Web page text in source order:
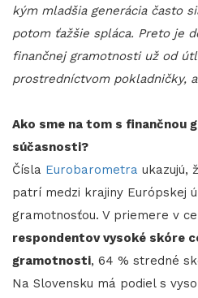
kým mladšia generácia často
potom ťažšie spláca. Preto je
finančnej gramotnosti už od
prostredníctvom pokladničky,
Ako sme na tom s finančnou
súčasnosti?
Čísla Eurobarometra ukazujú,
patrí medzi krajiny Európskej
gramotnosťou. V priemere v
respondentov vysoké skóre
gramotnosti, 64 % stredné
Na Slovensku má podiel s